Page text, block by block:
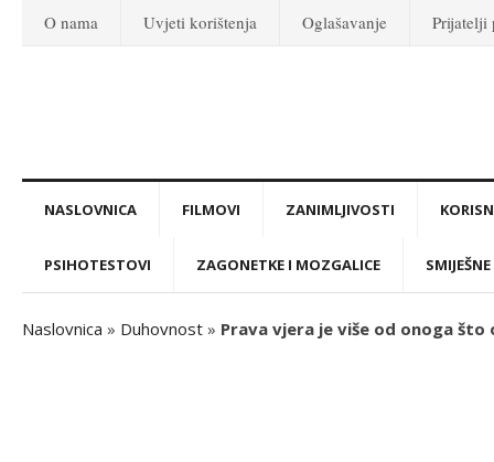
O nama Uvjeti korištenja Oglašavanje Prijatelji
NASLOVNICA FILMOVI ZANIMLJIVOSTI
PSIHOTESTOVI ZAGONETKE I MOZGALICE
Naslovnica » Duhovnost » Prava vjera je više od onoga što